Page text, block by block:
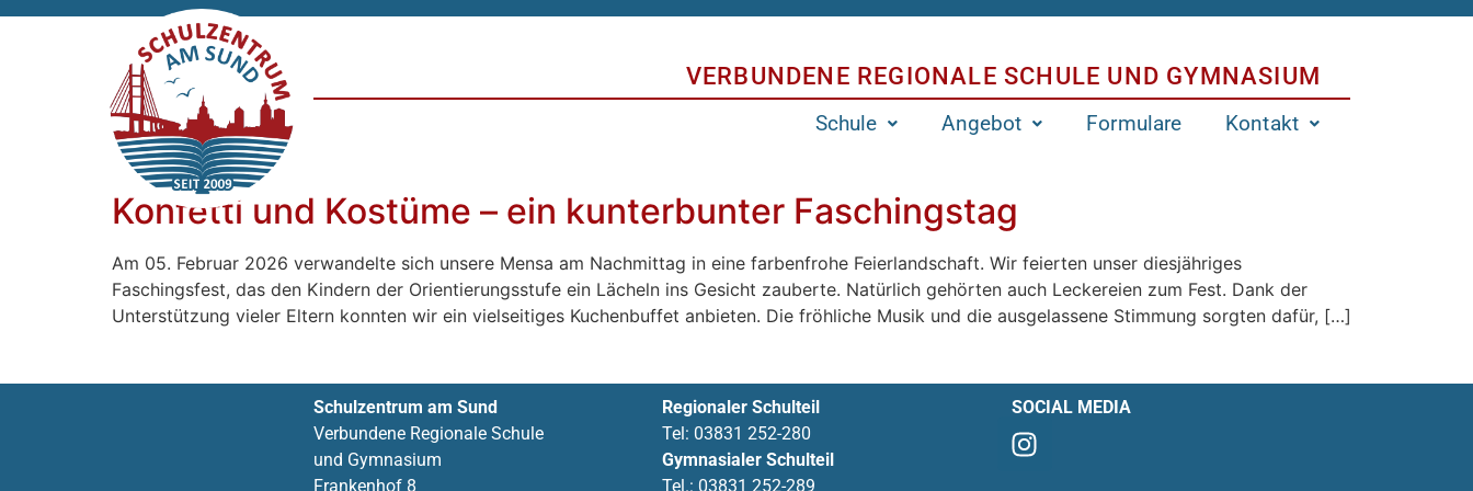
VERBUNDENE REGIONALE SCHULE UND GYMNASIUM
Schule Angebot Formulare Kontakt
Konfetti und Kostüme – ein kunterbunter Faschingstag
Am 05. Februar 2026 verwandelte sich unsere Mensa am Nachmittag in eine farbenfrohe Feierlandschaft. Wir feierten unser diesjähriges
Faschingsfest, das den Kindern der Orientierungsstufe ein Lächeln ins Gesicht zauberte. Natürlich gehörten auch Leckereien zum Fest. Dank der
Unterstützung vieler Eltern konnten wir ein vielseitiges Kuchenbuffet anbieten. Die fröhliche Musik und die ausgelassene Stimmung sorgten dafür, […]
Schulzentrum am Sund
Verbundene Regionale Schule
und Gymnasium
Frankenhof 8
Regionaler Schulteil
Tel: 03831 252-280
Gymnasialer Schulteil
Tel.: 03831 252-289
SOCIAL MEDIA